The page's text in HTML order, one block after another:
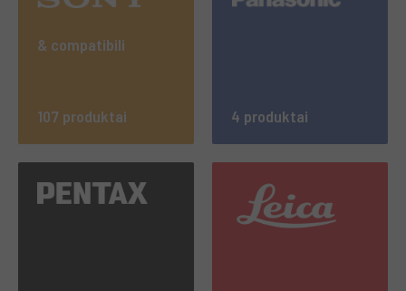
& compatibili
107 produktai 4 produktai